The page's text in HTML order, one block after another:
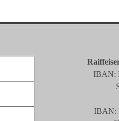
IBAN:
IBAN: